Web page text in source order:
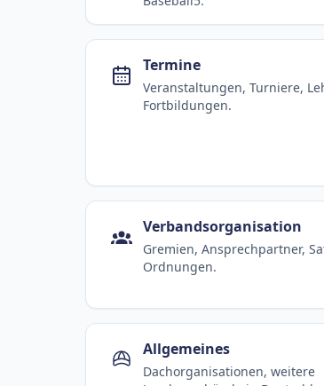
Termine
Veranstaltungen, Turniere,
Fortbildungen.
Verbandsorganisation
Gremien, Ansprechpartner,
Ordnungen.
Allgemeines
Dachorganisationen, weitere